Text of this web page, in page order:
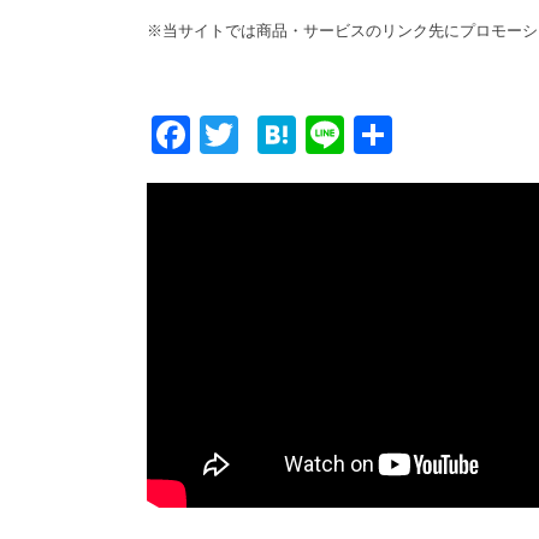
※当サイトでは商品・サービスのリンク先にプロモーシ
F
ac
T
w
H
at
Li
n 有